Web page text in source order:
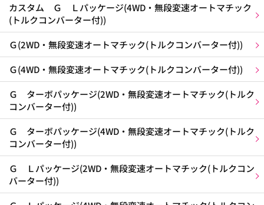
カスタム Ｇ Ｌパッケージ(4WD・無段変速オートマチック
(トルクコンバーター付))
Ｇ(2WD・無段変速オートマチック(トルクコンバーター付))
Ｇ(4WD・無段変速オートマチック(トルクコンバーター付))
Ｇ ターボパッケージ(2WD・無段変速オートマチック(トルク
コンバーター付))
Ｇ ターボパッケージ(4WD・無段変速オートマチック(トルク
コンバーター付))
Ｇ Ｌパッケージ(2WD・無段変速オートマチック(トルクコン
バーター付))